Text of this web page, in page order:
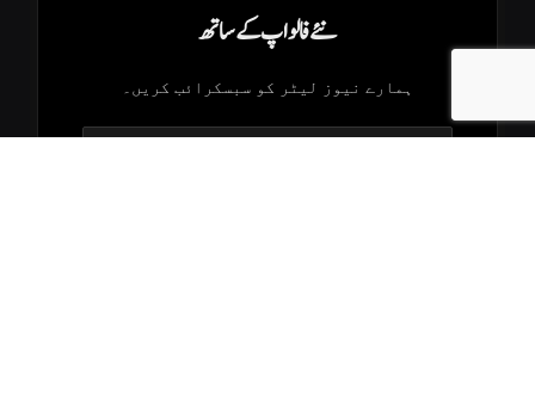
نئے فالو اپ کے ساتھ
ہمارے نیوز لیٹر کو سبسکرائب کریں۔